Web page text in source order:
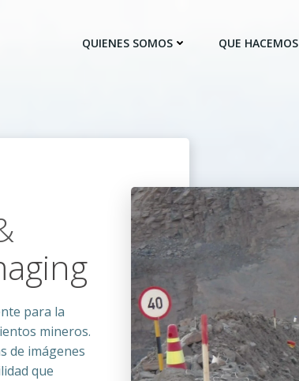
QUIENES SOMOS QUE HACEMOS
para la
mineros.
de imágenes
que